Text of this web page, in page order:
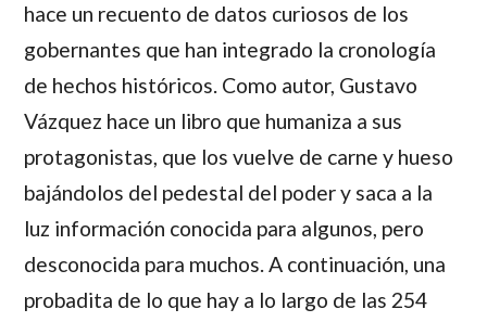
hace un recuento de datos curiosos de los
gobernantes que han integrado la cronología
de hechos históricos. Como autor, Gustavo
Vázquez hace un libro que humaniza a sus
protagonistas, que los vuelve de carne y hueso
bajándolos del pedestal del poder y saca a la
luz información conocida para algunos, pero
desconocida para muchos. A continuación, una
probadita de lo que hay a lo largo de las 254